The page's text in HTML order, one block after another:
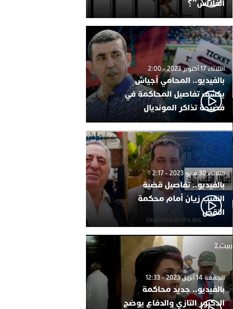
الفلالس”؟
الثلاثاء 17 أكتوبر 2023 - 2:00
بالفيديو.. المحامي أجياش
يكشف تفاصيل المحاكمة في
فضيحة تذاكر المونديال
الثلاثاء 30 مايو 2023 - 2:17
بالفيديو.. تفاصيل قضية
النقيب زيان أمام محكمة
النقض
الجمعة 14 أبريل 2023 - 12:33
بالفيديو.. جديد محاكمة
الدكتور التازي والدفاع يوضح